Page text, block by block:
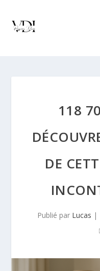
118
DE
Publié par Lucas |